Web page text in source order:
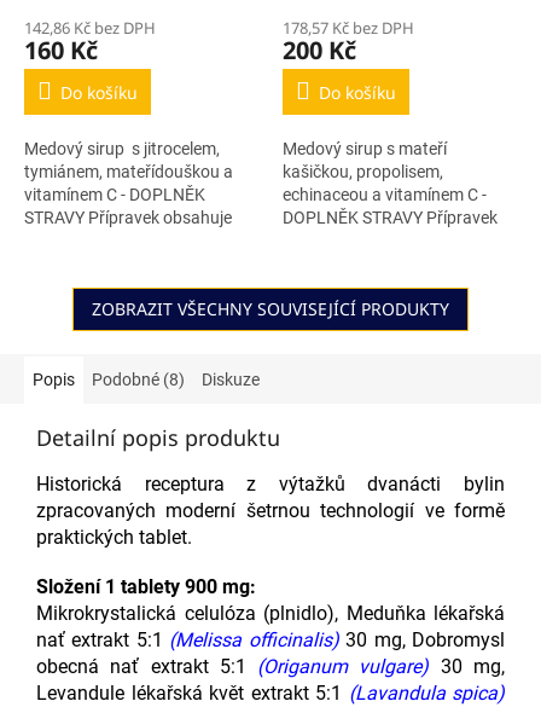
142,86 Kč bez DPH
160 Kč
Do košíku
Medový sirup s jitrocelem,
tymiánem, mateřídouškou a
vitamínem C - DOPLNĚK
STRAVY Přípravek obsahuje
zvýšenou dávku...
178,57 Kč bez DPH
200 Kč
Do košíku
Medový sirup s mateří
kašičkou, propolisem,
echinaceou a vitamínem C -
DOPLNĚK STRAVY Přípravek
a zvýšenou dávku...
ZOBRAZIT VŠECHNY SOUVISEJÍCÍ PRODUKTY
Popis Podobné (8) Diskuze
Detailní popis produktu
Historická receptura z výtažků dvanácti bylin
zpracovaných moderní šetrnou technologií ve formě
praktických tablet.
Složení 1 tablety 900 mg:
Mikrokrystalická celulóza (plnidlo), Meduňka lékařská
nať extrakt 5:1 (Melissa officinalis)30 mg, Dobromysl
obecná nať extrakt 5:1 (Origanum vulgare) 30 mg,
Levandule lékařská květ extrakt 5:1 (Lavandula spica)